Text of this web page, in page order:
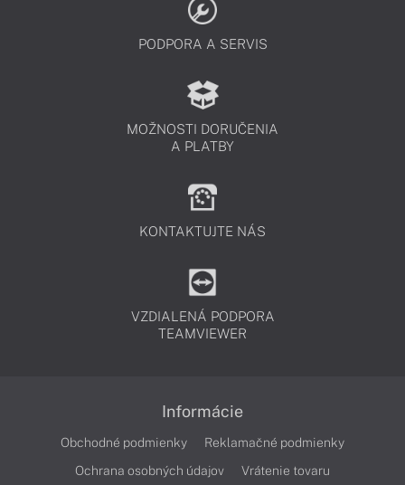
PODPORA A SERVIS
MOŽNOSTI DORUČENIA
A PLATBY
KONTAKTUJTE NÁS
VZDIALENÁ PODPORA
TEAMVIEWER
Informácie
Obchodné podmienky
Reklamačné podmienky
Ochrana osobných údajov
Vrátenie tovaru